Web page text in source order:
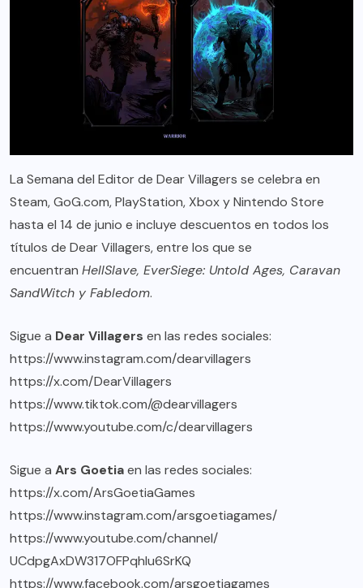
La Semana del Editor de Dear Villagers se celebra en
Steam,GoG.com, PlayStation, Xbox y Nintendo Store
hasta el 14 de junio e incluye descuentos en todos los
títulos de Dear Villagers, entre los que se
encuentran HellSlave, EverSiege: Untold Ages, Caravan
SandWitch y Fabledom.
Sigue a Dear Villagers en las redes sociales:
https://www.instagram.com/dearvillagers
https://x.com/DearVillagers
https://www.tiktok.com/@dearvillagers
https://www.youtube.com/c/dearvillagers
Sigue a Ars Goetiaen las redes sociales:
https://x.com/ArsGoetiaGames
https://www.instagram.com/arsgoetiagames/
https://www.youtube.com/channel/
UCdpgAxDW317OFPqhlu6SrKQ
https://www.facebook.com/arsgoetiagames